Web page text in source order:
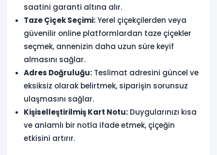
saatini garanti altına alır.
Taze Çiçek Seçimi:Yerel çiçekçilerden veya
güvenilir online platformlardan taze çiçekler
seçmek, annenizin daha uzun süre keyif
almasını sağlar.
Adres Doğruluğu: Teslimat adresini güncel ve
eksiksiz olarak belirtmek, siparişin sorunsuz
ulaşmasını sağlar.
Kişiselleştirilmiş Kart Notu: Duygularınızı kısa
ve anlamlı bir notla ifade etmek, çiçeğin
etkisini artırır.